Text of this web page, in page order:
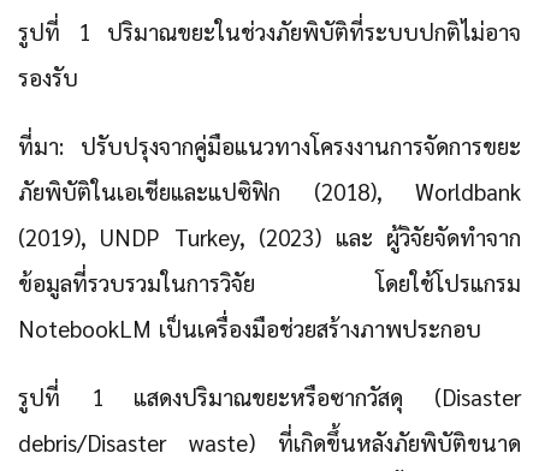
รูปที่ 1 ปริมาณขยะในช่วงภัยพิบัติที่ระบบปกติไม่อาจ
รองรับ
ที่มา: ปรับปรุงจากคู่มือแนวทางโครงงานการจัดการขยะ
ภัยพิบัติในเอเชียและแปซิฟิก (2018), Worldbank
(2019), UNDP Turkey, (2023) และ ผู้วิจัยจัดทำจาก
ข้อมูลที่รวบรวมในการวิจัย โดยใช้โปรแกรม
NotebookLM เป็นเครื่องมือช่วยสร้างภาพประกอบ
รูปที่ 1 แสดงปริมาณขยะหรือซากวัสดุ (Disaster
debris/Disaster waste) ที่เกิดขึ้นหลังภัยพิบัติขนาด